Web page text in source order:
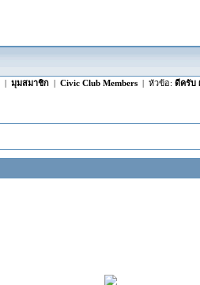
| มุมสมาชิก| Civic Club Members| หัวข้อ: ดีครับ